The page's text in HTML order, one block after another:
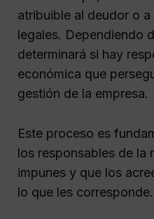
atribuible al deudor o
legales. Dependiendo
determinará si hay
económica que
gestión de la empresa.
Este proceso es
los responsables de la
impunes y que los
lo que les corresponde.